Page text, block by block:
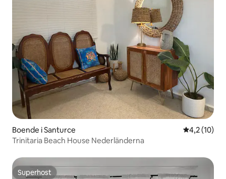
Boende i Santurce 4,2 av 5 i
4,2 (10)
Trinitaria Beach House Nederländerna
Superhost
Superhost